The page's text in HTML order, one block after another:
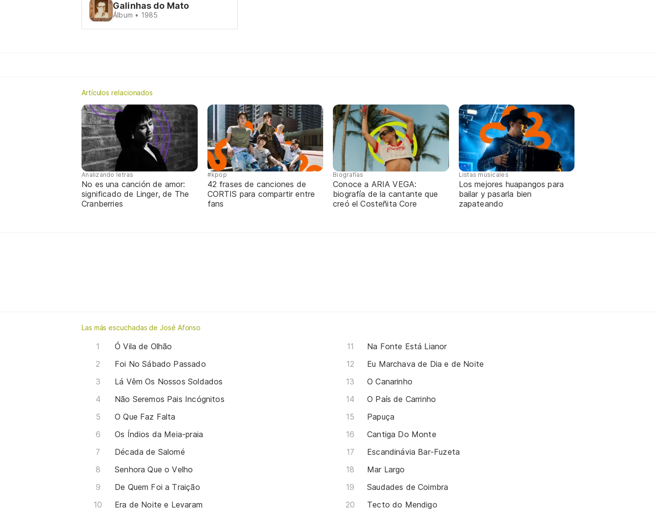
Galinhas do Mato
Álbum • 1985
Artículos relacionados
Analizando letras
No es una canción de amor:
significado de Linger, de The
Cranberries
#kpop
42 frases de canciones de
CORTIS para compartir entre
fans
Biografías
Conoce a ARIA VEGA:
biografía de la cantante que
creó el Costeñita Core
Listas musicales
Los mejores huapangos para
bailar y pasarla bien
zapateando
Las más escuchadas de José Afonso
Ó Vila de Olhão
Foi No Sábado Passado
Lá Vêm Os Nossos Soldados
Não Seremos Pais Incógnitos
O Que Faz Falta
Os Índios da Meia-praia
Década de Salomé
Senhora Que o Velho
De Quem Foi a Traição
Era de Noite e Levaram
Na Fonte Está Lianor
Eu Marchava de Dia e de Noite
O Canarinho
O País de Carrinho
Papuça
Cantiga Do Monte
Escandinávia Bar-Fuzeta
Mar Largo
Saudades de Coimbra
Tecto do Mendigo